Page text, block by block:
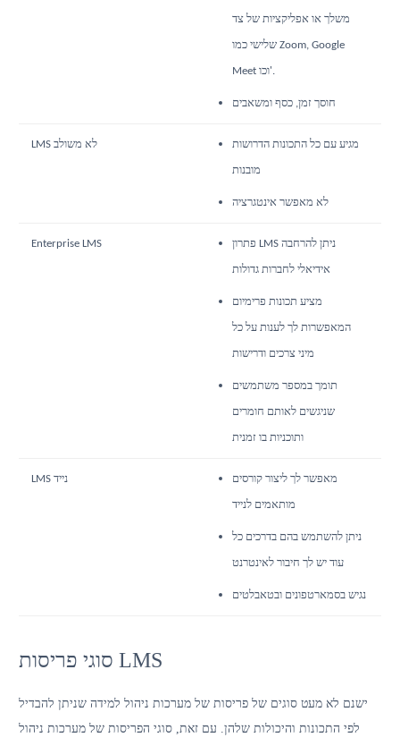
משלך או אפליקציות של צד
שלישי כמו Zoom, Google
Meet וכו'.
חוסך זמן, כסף ומשאבים
LMS לא משולב מגיע עם כל התכונות הדרושות
מובנות
לא מאפשר אינטגרציה
Enterprise LMS פתרון LMS ניתן להרחבה
אידיאלי לחברות גדולות
מציע תכונות פרימיום
המאפשרות לך לענות על כל
מיני צרכים ודרישות
תומך במספר משתמשים
שניגשים לאותם חומרים
ותוכניות בו זמנית
LMS נייד מאפשר לך ליצור קורסים
מותאמים לנייד
ניתן להשתמש בהם בדרכים כל
עוד יש לך חיבור לאינטרנט
נגיש בסמארטפונים ובטאבלטים
סוגי פריסות LMS
ישנם לא מעט סוגים של פריסות של מערכות ניהול למידה שניתן להבדיל
לפי התכונות והיכולות שלהן. עם זאת, סוגי הפריסות של מערכות ניהול